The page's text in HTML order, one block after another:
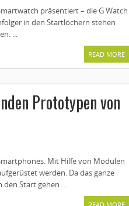
präsentiert – die G Watch
in den Startlöchern stehen
...
READ MORE
Prototypen von
Mit Hilfe von Modulen
werden. Da das ganze
den Start gehen ...